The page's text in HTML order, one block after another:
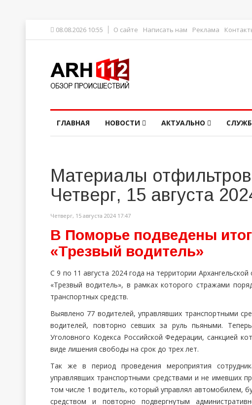
08.08.2026 10:55 О сайте Написать нам Реклама
ГЛАВНАЯ НОВОСТИ АКТУАЛЬНО
Материалы
Четверг, 15 августа
Четверг, 15 августа 2024 17:47
В Поморье подведены
«Трезвый водитель»
С 9 по 11 августа 2024 года на территории
«Трезвый водитель», в рамках которого стражами
транспортных средств.
Выявлено 77 водителей, управлявших транспортными
водителей, повторно севших за руль пьяными.
Уголовного Кодекса Российской Федерации, санкцией
виде лишения свободы на срок до трех лет.
Так же в период проведения мероприятия
управлявших транспортными средствами и не имевших
том числе 1 водитель, который управлял автомобилем,
средством и повторно подвергнутым